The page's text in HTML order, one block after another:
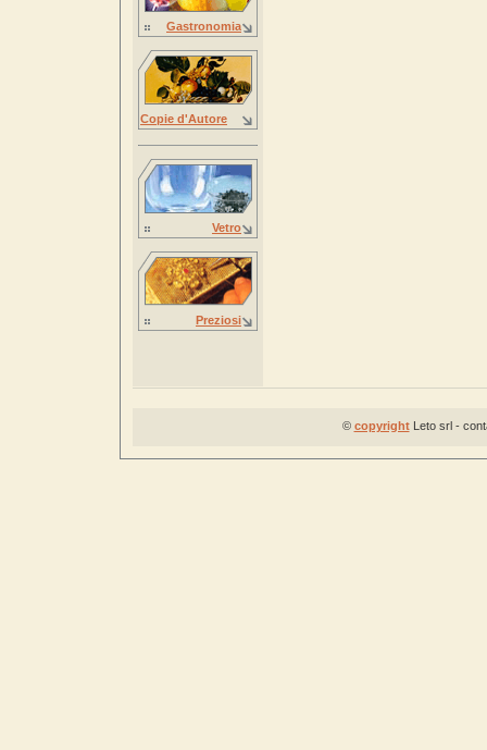
Gastronomia
Copie d'Autore
Vetro
Preziosi
© copyrightLeto srl -